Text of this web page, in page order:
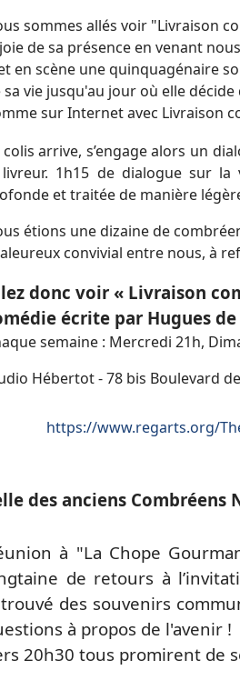
sommes allés voir "Livraison
de sa présence en venant
en scène une quinquagénaire
sa vie jusqu'au jour où elle
sur Internet avec Livraison
colis arrive, s’engage alors un
1h15 de dialogue sur
et traitée de manière
étions une dizaine de
convivial entre nous, à
donc voir « Livraison
écrite par Hugues de
semaine : Mercredi 21h,
Hébertot -78 bis Boulevard
https://www.regarts.org/
des anciens Combréens
à "La Chope
de retours à
des souvenirs
à propos de l'avenir !
20h30 tous promirent de